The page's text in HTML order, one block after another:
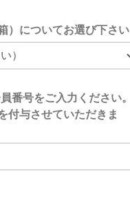
）についてお選び下さい
番号をご入力ください。
付与させていただきま